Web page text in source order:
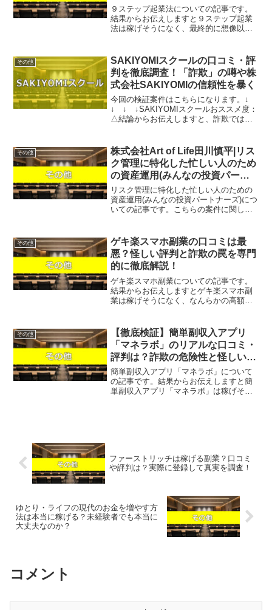
査しました！
９ステップ起業法についての記事です。
結果からお伝えしますと９ステップ起業
法は稼げそうになく、最終的に想像以上
件に関して今すぐ知りたいという方は、
『直接LINEで詳細をお...
その他
SAKIYOMIスクールの口コミ・評
判を徹底調査！「詐欺」の噂や株
式会社SAKIYOMIの信頼性を暴く
今回の検証案件はこちらになります。↓
↓ ↓ ↓SAKIYOMIスクールおススメ度：
△結論からお伝えしますと、詐欺ではあ
ております。 執筆：監修者 山口 大輔 大
学卒業...
その他
株式会社Art of Life田川慎平|リス
ク管理に特化した忙しい人のため
の資産運用(みんなの投資パート
ナーズ)は稼げるのか資産運用経
験者が判定！口コミや評判を徹底
レビュー！
リスク管理に特化した忙しい人のための
資産運用(みんなの投資パートナーズ)につ
いての記事です。こちらの案件に関して
願いします！』また稼げる案件を教えて
欲しいという方は...
その他
ゲキ楽スマホ副業の口コミは最
悪？怪しい評判と詐欺の罠を専門
的に徹底解説！
ゲキ楽スマホ副業についての記事です。
結果からお伝えしますとゲキ楽スマホ副
業は稼げそうになく、なんらかの高額請
「タップするだけで日給5万円」という魅
力的なキャッチコピーの...
その他
【徹底検証】簡単副収入アプリ
「マネラボ」のリアルな口コミ・
評判は？詐欺の危険性と怪しい運
営実態を徹底解説
簡単副収入アプリ「マネラボ」について
の記事です。結果からお伝えしますと簡
単副収入アプリ「マネラボ」は稼げそう
ファーストリッチは稼げる副業？口コミ
や評判は？実際に登録して真実を調査！
ゆとり・ライフの現代のお金を増やす方
法は本当に稼げる？未経験者でも本当に
大丈夫なのか？
コメント